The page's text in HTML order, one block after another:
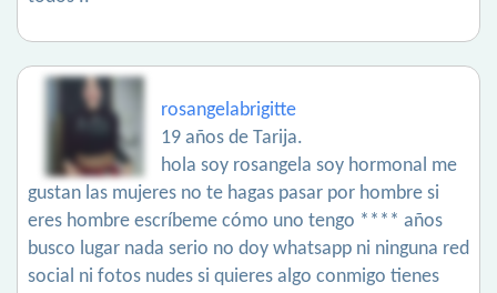
rosangelabrigitte
19 años de Tarija.
hola soy rosangela soy hormonal me
gustan las mujeres no te hagas pasar por hombre si
eres hombre escríbeme cómo uno tengo **** años
busco lugar nada serio no doy whatsapp ni ninguna red
social ni fotos nudes si quieres algo conmigo tienes